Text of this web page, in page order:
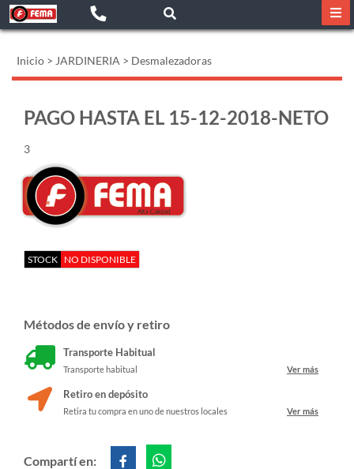
Inicio > JARDINERIA > Desmalezadoras
PAGO HASTA EL 15-12-2018-NETO
3
STOCK NO DISPONIBLE
Métodos de envío y retiro
Transporte Habitual
Transporte habitual Ver más
Retiro en depósito
Retira tu compra en uno de nuestros locales Ver más
Compartí en: